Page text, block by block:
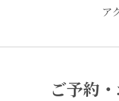
ア
ご予約